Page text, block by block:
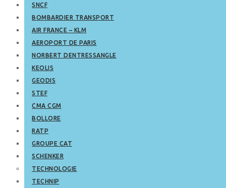
SNCF
BOMBARDIER TRANSPORT
AIR FRANCE – KLM
AEROPORT DE PARIS
NORBERT DENTRESSANGLE
KEOLIS
GEODIS
STEF
CMA CGM
BOLLORE
RATP
GROUPE CAT
SCHENKER
TECHNOLOGIE
TECHNIP